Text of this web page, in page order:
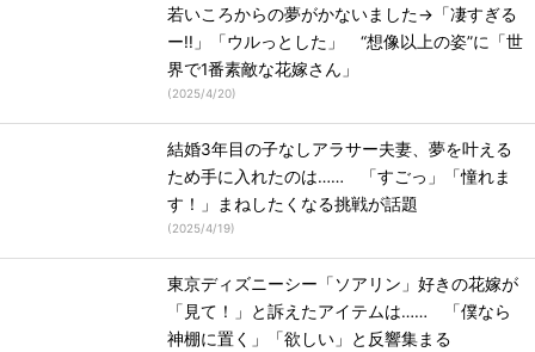
若いころからの夢がかないました→「凄すぎる
ー!!」「ウルっとした」 “想像以上の姿”に「世
界で1番素敵な花嫁さん」
(2025/4/20)
結婚3年目の子なしアラサー夫妻、夢を叶える
ため手に入れたのは…… 「すごっ」「憧れま
す！」まねしたくなる挑戦が話題
(2025/4/19)
東京ディズニーシー「ソアリン」好きの花嫁が
「見て！」と訴えたアイテムは…… 「僕なら
神棚に置く」「欲しい」と反響集まる